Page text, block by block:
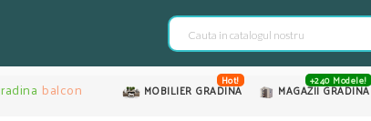
balcon MOBILIER GRADINA
Hot!
MAGAZII GRADINA
+240 Modele!